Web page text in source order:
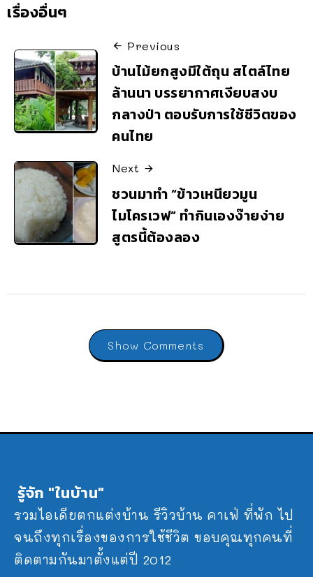
เรื่องอื่นๆ
Previous
บ้านไม้ยกสูงมีใต้ถุน สไตล์ไทย
ล้านนา บรรยากาศเงียบสงบ
กลางป่า ตอบรับการใช้ชีวิตของ
คนไทย
Next
ชวนมาทำ “ข้าวเหนียวมูน
ไมโครเวฟ” ทำกินเองง๊ายง่าย
สูตรนี้ต้องลอง
Show Comments
รู้จัก "ในบ้าน"
รวมไอเดียตกแต่งบ้าน รีวิวบ้าน คาเฟ่ ที่พัก ไป
จนถึงทุกเรื่องของการใช้ชีวิต ขอบคุณทุกคนที่
ติดตามกันมาตั้งแต่ปี 2012